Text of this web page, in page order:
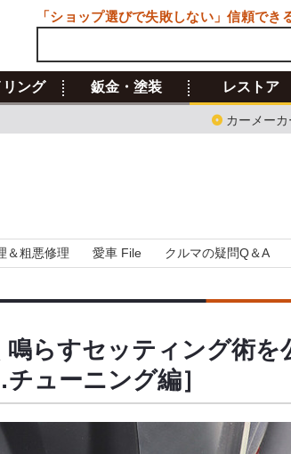
ング 鈑金・塗装 レストア
カーメー
＆粗悪修理 愛車 File クルマの疑問Q＆A
らすセッティング術を
ューニング編］
「ショップ選びで失敗しない」信頼でき